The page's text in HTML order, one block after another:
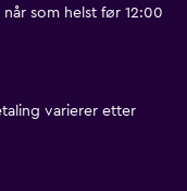
som helst før 12:00
varierer etter